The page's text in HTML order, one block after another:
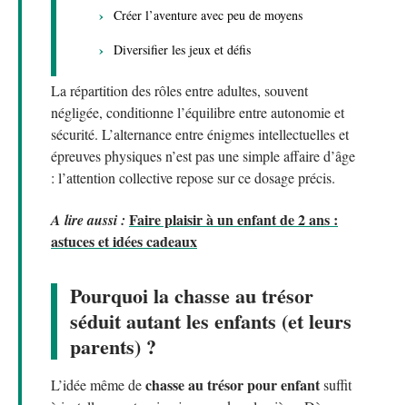
Créer l’aventure avec peu de moyens
Diversifier les jeux et défis
La répartition des rôles entre adultes, souvent
négligée, conditionne l’équilibre entre autonomie et
sécurité. L’alternance entre énigmes intellectuelles et
épreuves physiques n’est pas une simple affaire d’âge
: l’attention collective repose sur ce dosage précis.
A lire aussi : Faire plaisir à un enfant de 2 ans :
astuces et idées cadeaux
Pourquoi la chasse au trésor
séduit autant les enfants (et leurs
parents) ?
L’idée même dechasse au trésor pour enfantsuffit